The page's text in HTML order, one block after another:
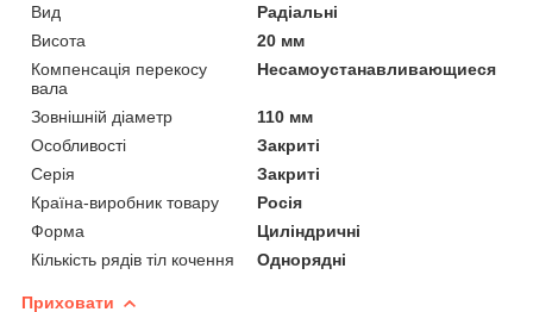
Вид
Радіальні
Висота
20 мм
Компенсація перекосу
вала
Несамоустанавливающиеся
Зовнішній діаметр
110 мм
Особливості
Закриті
Серія
Закриті
Країна-виробник товару
Росія
Форма
Циліндричні
Кількість рядів тіл кочення
Однорядні
Приховати